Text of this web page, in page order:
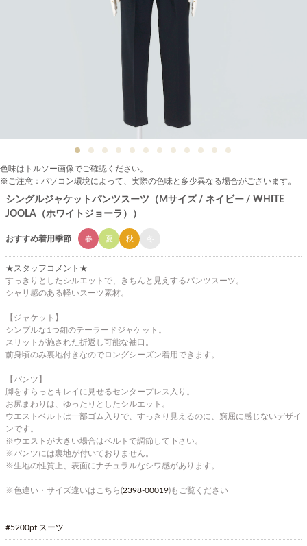
色味はトルソー画像でご確認ください。
※ご注意：パソコン環境によって、実際の色味と多少異なる場合がございます。
シングルジャケットパンツスーツ（Mサイズ / ネイビー / WHITE
JOOLA（ホワイトジョーラ））
おすすめ着用季節 春 夏 秋
★スタッフコメント★
すっきりとしたシルエットで、きちんと見えするパンツスーツ。
シャリ感のある軽いスーツ素材。
【ジャケット】
シンプルな1つ釦のテーラードジャケット。
スリットが施された折返し可能な袖口。
前身頃のみ裏地付きなのでロングシーズン着用できます。
【パンツ】
脚をすらっとキレイに見せるセンタープレス入り。
お尻まわりは、ゆったりとしたシルエット。
ウエストベルトは一部ゴム入りで、すっきり見えるのに、窮屈に感じないデザイ
ンです。
※ウエストが大きい場合はベルトで調節して下さい。
※パンツには裏地が付いておりません。
※生地の性質上、表面にナチュラルなシワ感があります。
※色違い・サイズ違いはこちら(2398-00019)もご覧ください
#5200pt スーツ